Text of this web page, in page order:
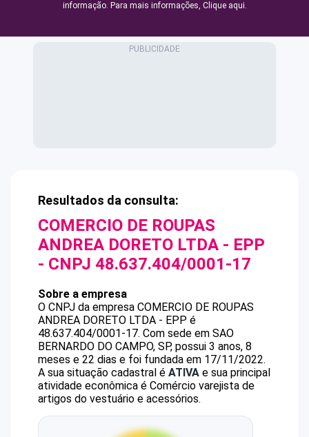
informação. Para mais informações, Clique aqui.
Resultados da consulta:
COMERCIO DE ROUPAS
ANDREA DORETO LTDA - EPP
- CNPJ 48.637.404/0001-17
Sobre a empresa
O CNPJ da empresa COMERCIO DE ROUPAS
ANDREA DORETO LTDA - EPP é
48.637.404/0001-17. Com sede em SAO
BERNARDO DO CAMPO, SP, possui 3 anos, 8
meses e 22 dias e foi fundada em 17/11/2022.
A sua situação cadastral é ATIVA e sua principal
atividade econômica é Comércio varejista de
artigos do vestuário e acessórios.